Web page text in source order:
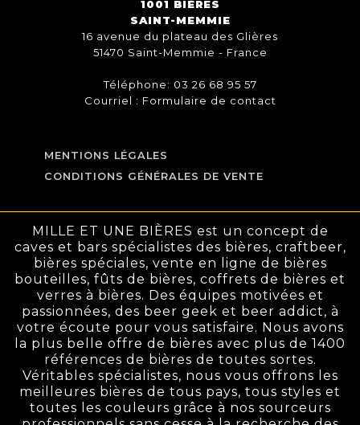
1001 BIÈRES
SAINT-MEMMIE
16 avenue du plateau des Glières
51470 Saint-Memmie - France
Téléphone: 03 26 68 95 57
Courriel : Formulaire de contact
MENTIONS LÉGALES
CONDITIONS GÉNÉRALES DE VENTE
MILLE ET UNE BIÈRES est un concept de
caves et bars spécialistes des bières, craftbeer,
bières spéciales, vente en ligne de bières
bouteilles, fûts de bières, coffrets de bières et
verres à bières. Des équipes motivées et
passionnées, des beer geek et beer addict, à
votre écoute pour vous satisfaire. Nous avons
la plus belle offre de bières avec plus de 1400
références de bières de toutes sortes.
Véritables spécialistes, nous vous offrons les
meilleures bières de tous pays, tous styles et
toutes les couleurs grâce à nos sourceurs